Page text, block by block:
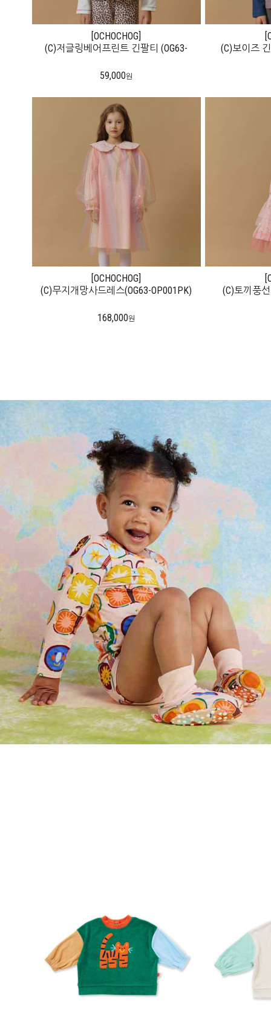
[OCHOCHOG]
(C)저글링베어프린트 긴팔티 (OG63-
59,000원
(C)보이즈
[OCHOCHOG]
(C)무지개망사드레스(OG63-OP001PK)
168,000원
(C)토끼풍
[THE CAMPAMENTO]
(C)Gentleman Yellow Tshirt(TC63-21)
82,000원
(C)Big
[THE CAMPAMENTO]
(C)Big Bows Baby Leggings(TC63-BABY-
66,000원
(C)Happy